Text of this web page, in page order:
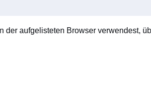
der aufgelisteten Browser verwendest,